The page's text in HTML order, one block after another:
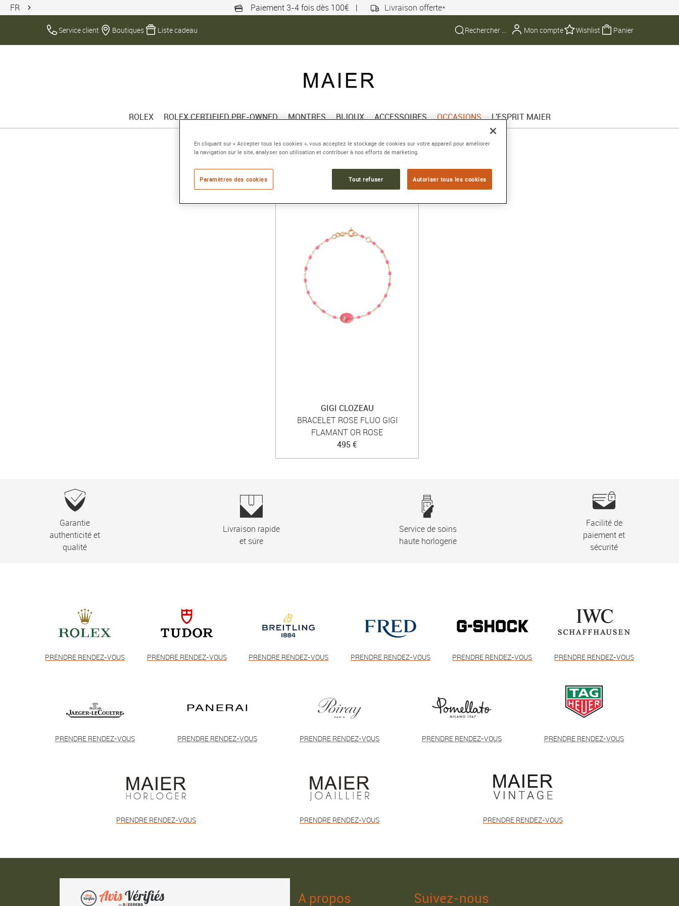
FR Paiement 3-4 fois dès 100€ | Livraison offerte*
Service client Boutiques Liste cadeau Mon compte Wishlist Panier
ROLEX ROLEX CERTIFIED PRE-OWNED MONTRES BIJOUX ACCESSOIRES OCCASIONS L'ESPRIT MAIER
AUTRES DÉCLINAISONS DISPONIBLES :
GIGI CLOZEAU
BRACELET ROSE FLUO GIGI
FLAMANT OR ROSE
495 €
Garantie
authenticité et
qualité
Livraison rapide
et sûre
Service de soins
haute horlogerie
Facilité de
paiement et
sécurité
PRENDRE RENDEZ-VOUS PRENDRE RENDEZ-VOUS PRENDRE RENDEZ-VOUS PRENDRE RENDEZ-VOUS PRENDRE RENDEZ-VOUS PRENDRE RENDEZ-VOUS
PRENDRE RENDEZ-VOUS PRENDRE RENDEZ-VOUS PRENDRE RENDEZ-VOUS PRENDRE RENDEZ-VOUS PRENDRE RENDEZ-VOUS
PRENDRE RENDEZ-VOUS PRENDRE RENDEZ-VOUS PRENDRE RENDEZ-VOUS
A propos Suivez-nous
En cliquant sur « Accepter tous les cookies », vous acceptez le stockage de cookies sur votre appareil pour améliorer
la navigation sur le site, analyser son utilisation et contribuer à nos efforts de marketing.
Paramètres des cookies Tout refuser Autoriser tous les cookies